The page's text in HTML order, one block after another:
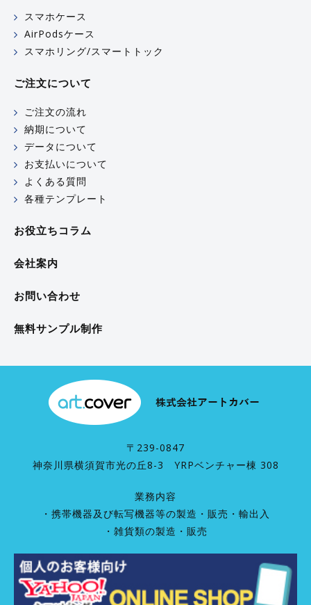
スマホケース
AirPodsケース
スマホリング/スマートトック
ご注文について
ご注文の流れ
納期について
データについて
お支払いについて
よくある質問
各種テンプレート
お役立ちコラム
会社案内
お問い合わせ
無料サンプル制作
〒239-0847
神奈川県横須賀市光の丘8-3 YRPベンチャー棟 308
業務内容
・携帯機器及び転写機器等の製造・販売・輸出入
・雑貨類の製造・販売